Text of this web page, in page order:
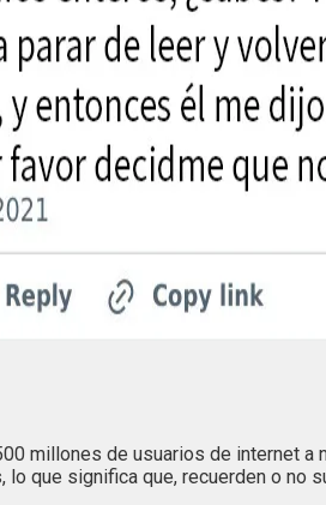
millones de usuarios de internet
que significa que, recuerden o